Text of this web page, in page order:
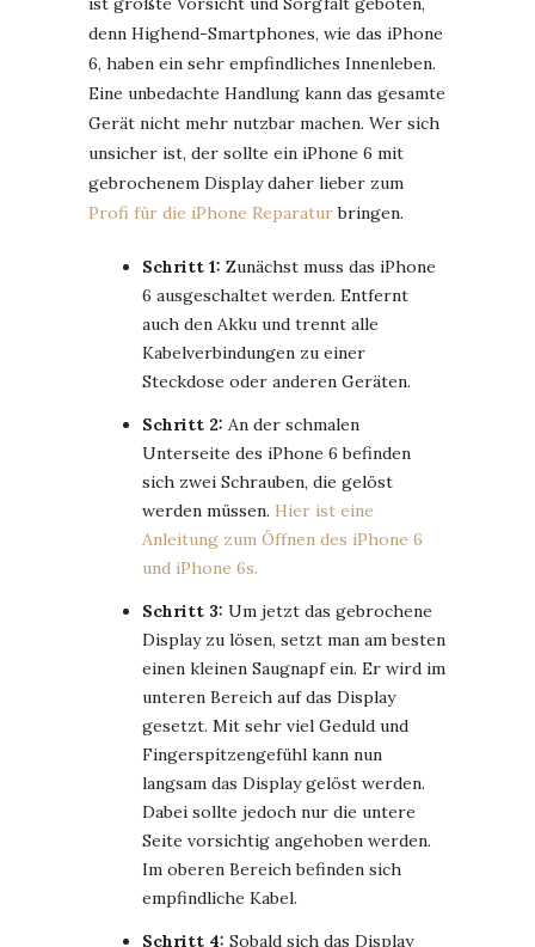
denn Highend-Smartphones, wie das iPhone
6, haben ein sehr empfindliches Innenleben.
Eine unbedachte Handlung kann das gesamte
Gerät nicht mehr nutzbar machen. Wer sich
unsicher ist, der sollte ein iPhone 6 mit
gebrochenem Display daher lieber zum
Profi für die iPhone Reparaturbringen.
Schritt 1: Zunächst muss das iPhone
6 ausgeschaltet werden. Entfernt
auch den Akku und trennt alle
Kabelverbindungen zu einer
Steckdose oder anderen Geräten.
Schritt 2: An der schmalen
Unterseite des iPhone 6 befinden
sich zwei Schrauben, die gelöst
werden müssen. Hier ist eine
Anleitung zum Öffnen des iPhone 6
und iPhone 6s.
Schritt 3: Um jetzt das gebrochene
Display zu lösen, setzt man am besten
einen kleinen Saugnapf ein. Er wird im
unteren Bereich auf das Display
gesetzt. Mit sehr viel Geduld und
Fingerspitzengefühl kann nun
langsam das Display gelöst werden.
Dabei sollte jedoch nur die untere
Seite vorsichtig angehoben werden.
Im oberen Bereich befinden sich
empfindliche Kabel.
Schritt 4: Sobald sich das Display